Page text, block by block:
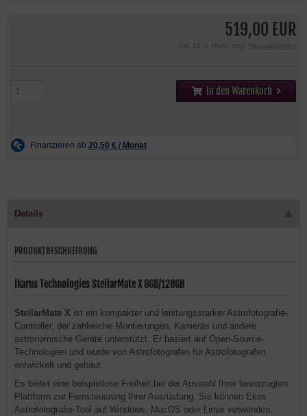
519,00 EUR
inkl. 19 % MwSt. zzgl. Versandkosten
In den Warenkorb
Details
PRODUKTBESCHREIBUNG
Ikarus Technologies StellarMate X 8GB/128GB
StellarMate X ist ein kompakter und leistungsstarker Astrofotografie-
Controller, der zahlreiche Montierungen, Kameras und andere
astronomische Geräte unterstützt. Er basiert auf Open-Source-
Technologien und wurde von Astrofotografen für Astrofotografen
entwickelt und gebaut.
Es bietet eine beispiellose Freiheit bei der Auswahl Ihrer bevorzugten
Plattform zur Fernsteuerung Ihrer Ausrüstung. Sie können Ekos
Astrofotografie-Tool auf Windows, MacOS oder Linux verwenden.